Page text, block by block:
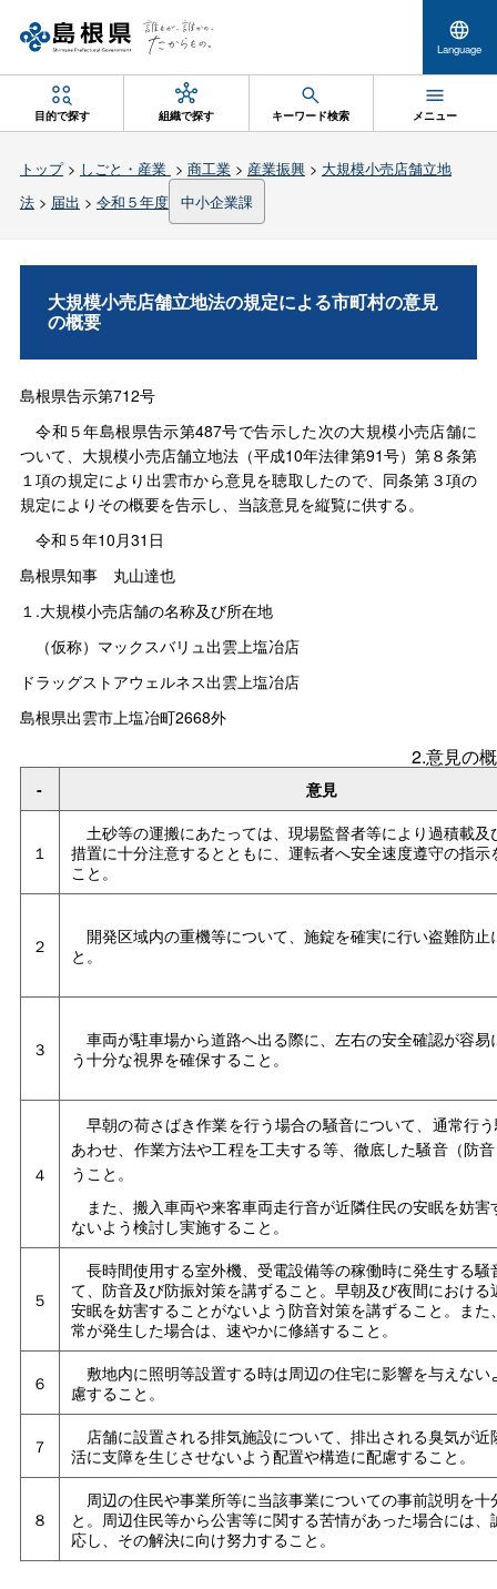
Language
目的で探す 組織で探す キーワード検索 メニュー
トップ> しごと・産業 > 商工業> 産業振興> 大規模小売店舗立地
法> 届出 > 令和５年度 中小企業課
大規模小売店舗立地法の規定による市町村の意見
の概要
島根県告示第712号
令和５年島根県告示第487号で告示した次の大規模小売店舗に
ついて、大規模小売店舗立地法（平成10年法律第91号）第８条第
１項の規定により出雲市から意見を聴取したので、同条第３項の
規定によりその概要を告示し、当該意見を縦覧に供する。
令和５年10月31日
島根県知事 丸山達也
１.大規模小売店舗の名称及び所在地
（仮称）マックスバリュ出雲上塩冶店
ドラッグストアウェルネス出雲上塩冶店
島根県出雲市上塩冶町2668外
2.意見の
‐ 意見
１
土砂等の運搬にあたっては、現場監督者等により過積載及
措置に十分注意するとともに、運転者へ安全速度遵守の指示
こと。
２
開発区域内の重機等について、施錠を確実に行い盗難防止
と。
３
車両が駐車場から道路へ出る際に、左右の安全確認が容易
う十分な視界を確保すること。
４
早朝の荷さばき作業を行う場合の騒音について、通常行
あわせ、作業方法や工程を工夫する等、徹底した騒音（防
うこと。
また、搬入車両や来客車両走行音が近隣住民の安眠を妨害
ないよう検討し実施すること。
５
長時間使用する室外機、受電設備等の稼働時に発生する騒
て、防音及び防振対策を講ずること。早朝及び夜間における
安眠を妨害することがないよう防音対策を講ずること。また
常が発生した場合は、速やかに修繕すること。
６
敷地内に照明等設置する時は周辺の住宅に影響を与えない
慮すること。
７
店舗に設置される排気施設について、排出される臭気が近
活に支障を生じさせないよう配置や構造に配慮すること。
８
周辺の住民や事業所等に当該事業についての事前説明を十
と。周辺住民等から公害等に関する苦情があった場合には、
応し、その解決に向け努力すること。